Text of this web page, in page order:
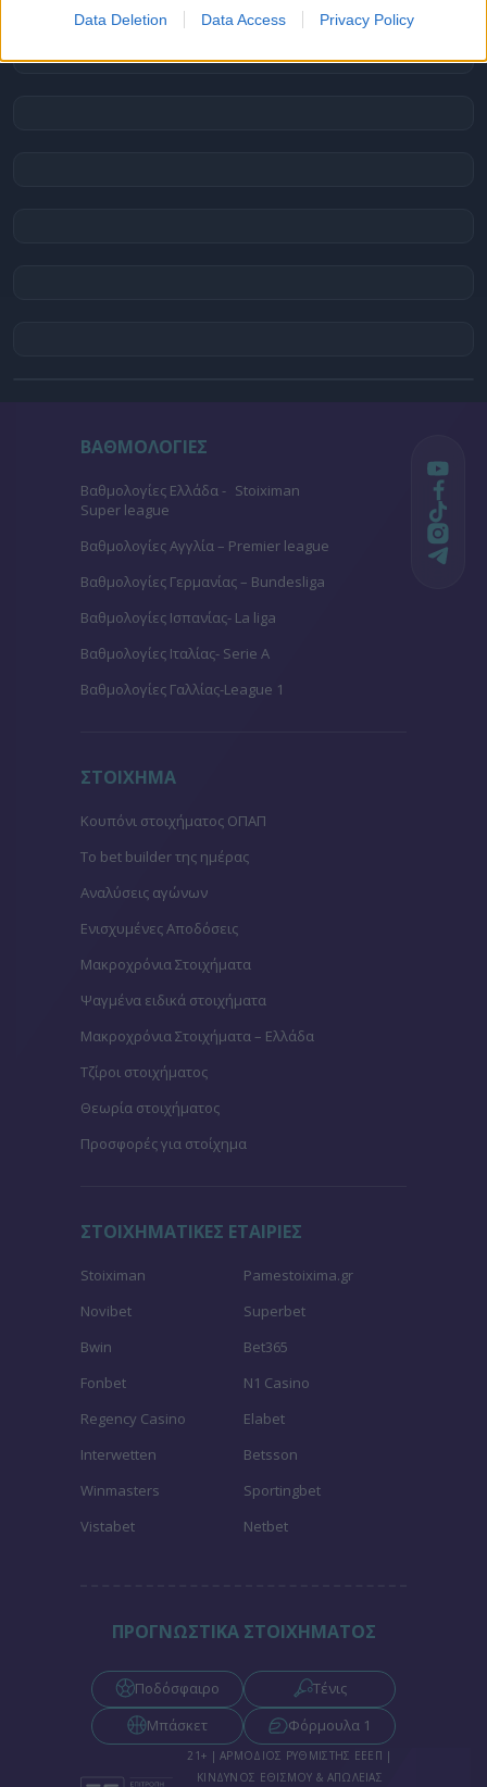
Data Deletion Data Access Privacy Policy
ΒΑΘΜΟΛΟΓΙΕΣ
Βαθμολογίες Ελλάδα - Stoiximan
Super league
Βαθμολογίες Aγγλία – Premier league
Βαθμολογίες Γερμανίας – Bundesliga
Βαθμολογίες Ισπανίας- La liga
Βαθμολογίες Ιταλίας- Serie A
Βαθμολογίες Γαλλίας-League 1
ΣΤΟΙΧΗΜΑ
Κουπόνι στοιχήματος ΟΠΑΠ
To bet builder της ημέρας
Αναλύσεις αγώνων
Ενισχυμένες Αποδόσεις
Μακροχρόνια Στοιχήματα
Ψαγμένα ειδικά στοιχήματα
Μακροχρόνια Στοιχήματα – Ελλάδα
Τζίροι στοιχήματος
Θεωρία στοιχήματος
Προσφορές για στοίχημα
ΣΤΟΙΧΗΜΑΤΙΚΕΣ ΕΤΑΙΡΙΕΣ
Stoiximan
Pamestoixima.gr
Novibet
Superbet
Bwin
Bet365
Fonbet
N1 Casino
Regency Casino
Elabet
Interwetten
Betsson
Winmasters
Sportingbet
Vistabet
Netbet
ΠΡΟΓΝΩΣΤΙΚΑ ΣΤΟΙΧΗΜΑΤΟΣ
Ποδόσφαιρο
Τένις
Μπάσκετ
Φόρμουλα 1
21+ | ΑΡΜΟΔΙΟΣ ΡΥΘΜΙΣΤΗΣ ΕΕΕΠ |
ΚΙΝΔΥΝΟΣ ΕΘΙΣΜΟΥ & ΑΠΩΛΕΙΑΣ